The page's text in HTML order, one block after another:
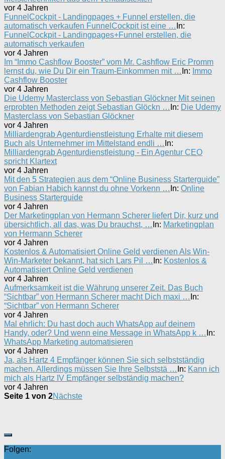
vor 4 Jahren
FunnelCockpit - Landingpages + Funnel erstellen, die
automatisch verkaufen FunnelCockpit ist eine … In:
FunnelCockpit - Landingpages+Funnel erstellen, die
automatisch verkaufen
vor 4 Jahren
Im “Immo Cashflow Booster” vom Mr. Cashflow Eric Promm
lernst du, wie Du Dir ein Traum-Einkommen mit … In: Immo
Cashflow Booster
vor 4 Jahren
Die Udemy Masterclass von Sebastian Glöckner Mit seinen
erprobten Methoden zeigt Sebastian Glöckn … In: Die Udemy
Masterclass von Sebastian Glöckner
vor 4 Jahren
Milliardengrab Agenturdienstleistung Erhalte mit diesem
Buch als Unternehmer im Mittelstand endli … In:
Milliardengrab Agenturdienstleistung - Ein Agentur CEO
spricht Klartext
vor 4 Jahren
Mit den 5 Strategien aus dem “Online Business Starterguide”
von Fabian Habich kannst du ohne Vorkenn … In: Online
Business Starterguide
vor 4 Jahren
Der Marketingplan von Hermann Scherer liefert Dir, kurz und
übersichtlich, all das, was Du brauchst, … In: Marketingplan
von Hermann Scherer
vor 4 Jahren
Kostenlos & Automatisiert Online Geld verdienen Als Win-
Win-Marketer bekannt, hat sich Lars Pil … In: Kostenlos &
Automatisiert Online Geld verdienen
vor 4 Jahren
Aufmerksamkeit ist die Währung unserer Zeit. Das Buch
“Sichtbar” von Hermann Scherer macht Dich maxi … In:
“Sichtbar” von Hermann Scherer
vor 4 Jahren
Mal ehrlich: Du hast doch auch WhatsApp auf deinem
Handy, oder? Und wenn eine Message in WhatsApp k … In:
WhatsApp Marketing automatisieren
vor 4 Jahren
Ja, als Hartz 4 Empfänger können Sie sich selbstständig
machen. Allerdings müssen Sie Ihre Selbststä … In: Kann ich
mich als Hartz IV Empfänger selbständig machen?
vor 4 Jahren
Seite 1 von 2Nächste
Folgen: